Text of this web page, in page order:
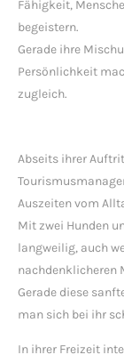
Fähigkeit,
begeistern.
Gerade ihre
Persönlichkeit
zugleich.
Abseits ihrer
Auszeiten vom
Mit zwei Hunden
langweilig, auch
nachdenklicheren
Gerade diese
man sich bei ihr
In ihrer Freizeit